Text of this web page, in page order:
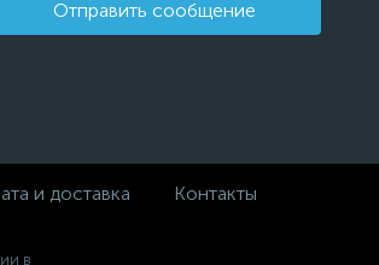
Отправить сообщение
и доставка Контакты
в